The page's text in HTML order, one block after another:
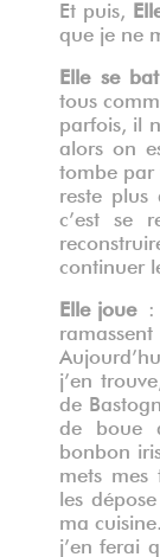
Et puis,
que je ne
Elle se bat
tous
parfois, il
alors on
tombe par
reste plus
c’est se
continuer
Elle joue :
j’en
de
de boue
bonbon
mets mes
les
ma
j’en ferai